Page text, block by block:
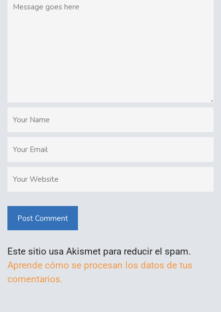
Post Comment
Este sitio usa Akismet para reducir el spam.
Aprende cómo se procesan los datos de tus
comentarios.